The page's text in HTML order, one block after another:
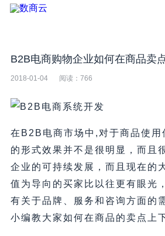
B2B电商购物企业如何在商品卖
2018-01-04 阅读： 766
在B2B电商市场中,对于商品使用
的形式效果并不是很明显，而且
企业的可持续发展，而且现在的
值为导向的买家比以往更有眼光
有关于品牌、服务和咨询方面的
小编教大家如何在商品的卖点上